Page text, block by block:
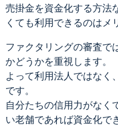
売掛金を資金化する方法
くても利用できるのはメ
ファクタリングの審査で
かどうかを重視します。
よって利用法人ではなく
です。
自分たちの信用力がなく
い老舗であれば資金化で